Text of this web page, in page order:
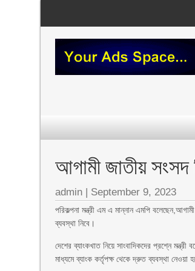
আগামী জাতীয় সংসদ
admin | September 9, 2023
পরিকল্পনা মন্ত্রী এম এ মান্নান এমপি
ব্যবস্থা নিবে।
দেশের ব্যাংকখাত নিয়ে সাংবাদিকদের প্রশ্নে
মাধ্যমে ব্যাংক কর্তৃপক্ষ থেকে দ্রুত ব্যবস্থা নেওয়া